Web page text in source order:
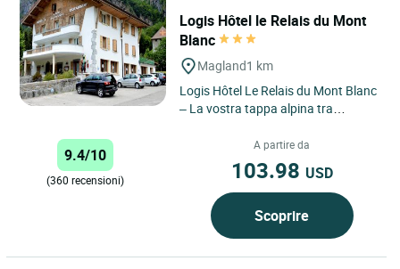
Logis Hôtel le Relais du Mont
Blanc
Magland1 km
Logis Hôtel Le Relais du Mont Blanc
– La vostra tappa alpina tra
Situato a Magland, tra...
9.4/10
(360 recensioni)
A partire da
103.98 USD
Scoprire